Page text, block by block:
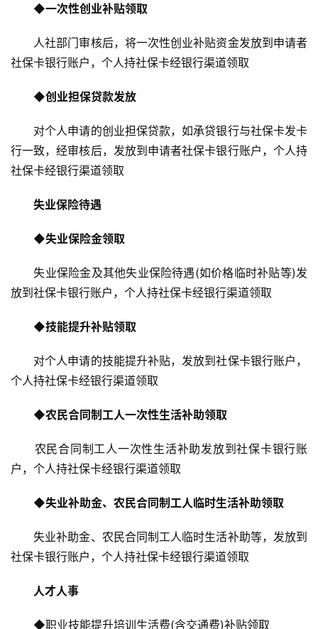
◆一次性创业补贴领取
人社部门审核后，将一次性创业补贴资金发放到申请者
社保卡银行账户，个人持社保卡经银行渠道领取
◆创业担保贷款发放
对个人申请的创业担保贷款，如承贷银行与社保卡发卡
行一致，经审核后，发放到申请者社保卡银行账户，个人持
社保卡经银行渠道领取
失业保险待遇
◆失业保险金领取
失业保险金及其他失业保险待遇(如价格临时补贴等)发
放到社保卡银行账户，个人持社保卡经银行渠道领取
◆技能提升补贴领取
对个人申请的技能提升补贴，发放到社保卡银行账户，
个人持社保卡经银行渠道领取
◆农民合同制工人一次性生活补助领取
农民合同制工人一次性生活补助发放到社保卡银行账
户，个人持社保卡经银行渠道领取
◆失业补助金、农民合同制工人临时生活补助领取
失业补助金、农民合同制工人临时生活补助等，发放到
社保卡银行账户，个人持社保卡经银行渠道领取
人才人事
◆职业技能提升培训生活费(含交通费)补贴领取